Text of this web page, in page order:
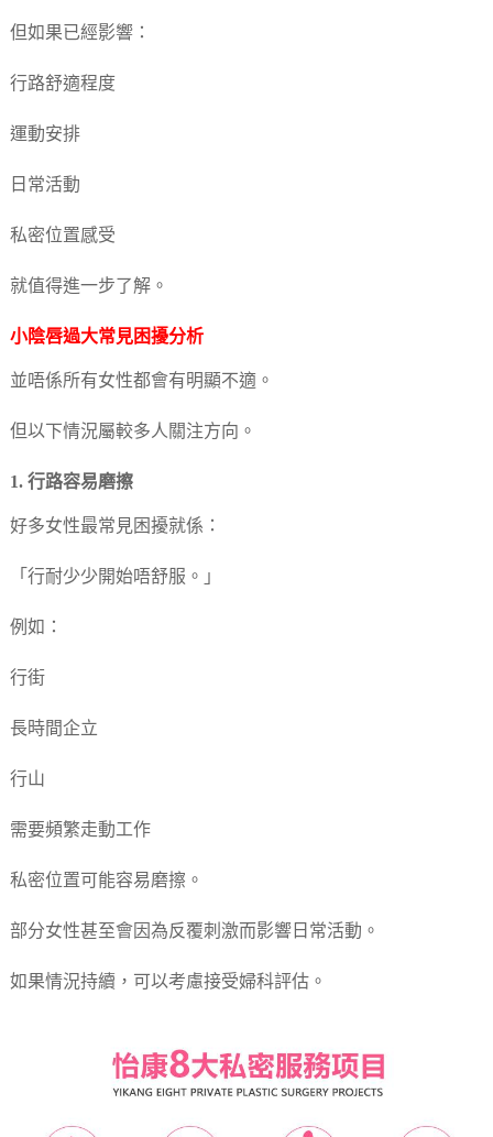
但如果已經影響：
行路舒適程度
運動安排
日常活動
私密位置感受
就值得進一步了解。
小陰唇過大常見困擾分析
並唔係所有女性都會有明顯不適。
但以下情況屬較多人關注方向。
1. 行路容易磨擦
好多女性最常見困擾就係：
「行耐少少開始唔舒服。」
例如：
行街
長時間企立
行山
需要頻繁走動工作
私密位置可能容易磨擦。
部分女性甚至會因為反覆刺激而影響日常活動。
如果情況持續，可以考慮接受婦科評估。